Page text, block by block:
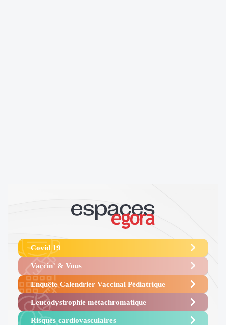
Covid 19
Vaccin’ & Vous
Enquête Calendrier Vaccinal Pédiatrique
Leucodystrophie métachromatique
Risques cardiovasculaires